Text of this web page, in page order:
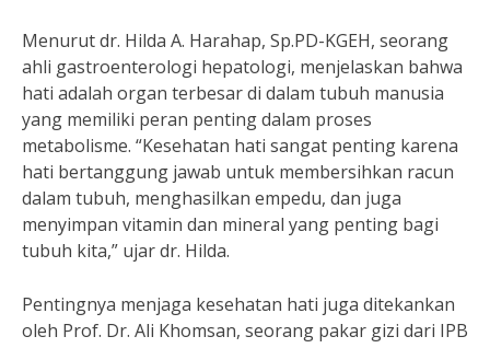
Menurut dr. Hilda A. Harahap, Sp.PD-KGEH, seorang
ahli gastroenterologi hepatologi, menjelaskan bahwa
hati adalah organ terbesar di dalam tubuh manusia
yang memiliki peran penting dalam proses
metabolisme. “Kesehatan hati sangat penting karena
hati bertanggung jawab untuk membersihkan racun
dalam tubuh, menghasilkan empedu, dan juga
menyimpan vitamin dan mineral yang penting bagi
tubuh kita,” ujar dr. Hilda.
Pentingnya menjaga kesehatan hati juga ditekankan
oleh Prof. Dr. Ali Khomsan, seorang pakar gizi dari IPB